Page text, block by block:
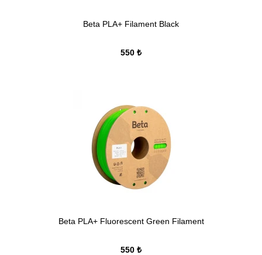
Beta PLA+ Filament Black
550 ₺
Beta PLA+ Fluorescent Green Filament
550 ₺